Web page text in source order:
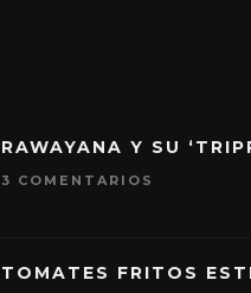
RAWAYANA Y SU
3 COMENTARIOS
TOMATES FRITOS